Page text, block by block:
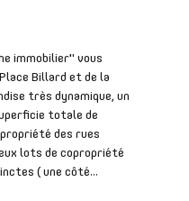
immobilier" vous
Billard et de la
très dynamique, un
totale de
des rues
lots de copropriété
( une côté...